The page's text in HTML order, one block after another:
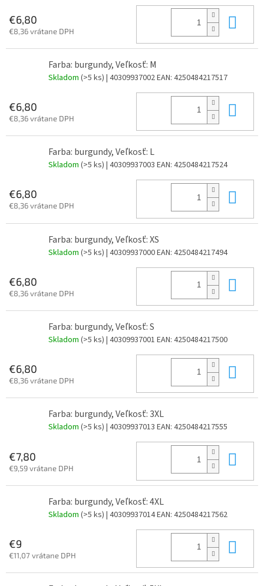
€6,80
€8,36 vrátane DPH
Farba: burgundy, Veľkosť: M
Skladom (>5 ks) | 40309937002EAN: 4250484217517
€6,80
€8,36 vrátane DPH
Farba: burgundy, Veľkosť: L
Skladom (>5 ks) | 40309937003 EAN: 4250484217524
€6,80
€8,36 vrátane DPH
Farba: burgundy, Veľkosť: XS
Skladom (>5 ks) | 40309937000EAN: 4250484217494
€6,80
€8,36 vrátane DPH
Farba: burgundy, Veľkosť: S
Skladom (>5 ks) | 40309937001 EAN: 4250484217500
€6,80
€8,36 vrátane DPH
Farba: burgundy, Veľkosť: 3XL
Skladom (>5 ks) | 40309937013 EAN: 4250484217555
€7,80
€9,59 vrátane DPH
Farba: burgundy, Veľkosť: 4XL
Skladom (>5 ks) | 40309937014EAN: 4250484217562
€9
€11,07 vrátane DPH